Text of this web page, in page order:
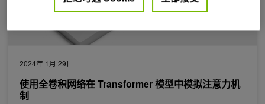
2024年 1月 29日
使用全卷积网络在 Transformer 模型中模拟注意力机
制